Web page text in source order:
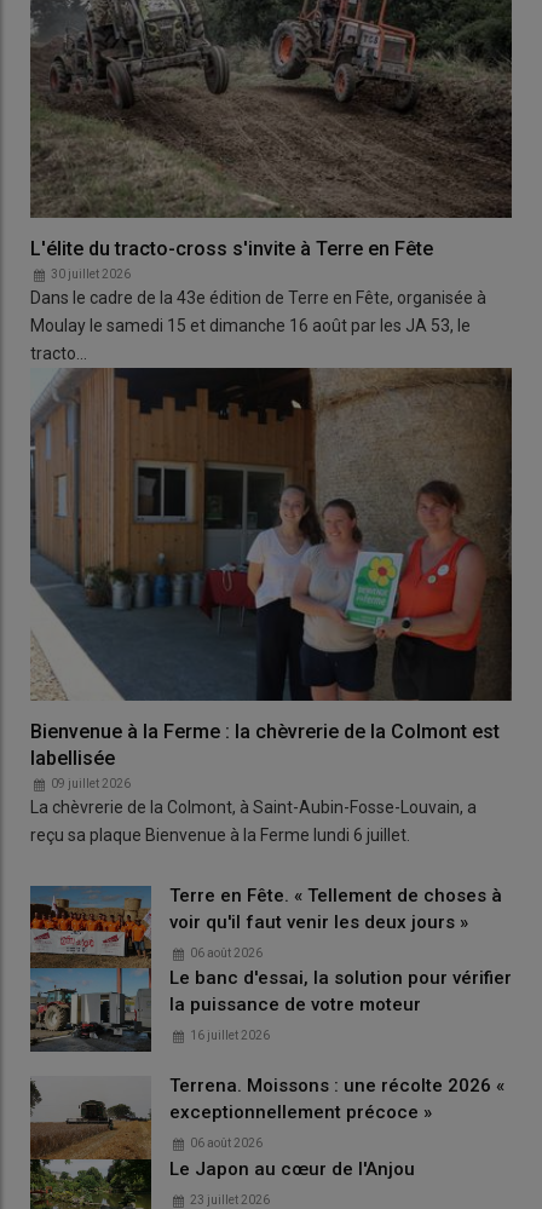
L'élite du tracto-cross s'invite à Terre en Fête
30 juillet 2026
Dans le cadre de la 43e édition de Terre en Fête, organisée à
Moulay le samedi 15 et dimanche 16 août par les JA 53, le
tracto…
Bienvenue à la Ferme : la chèvrerie de la Colmont est
labellisée
09 juillet 2026
La chèvrerie de la Colmont, à Saint-Aubin-Fosse-Louvain, a
reçu sa plaque Bienvenue à la Ferme lundi 6 juillet.
Terre en Fête. « Tellement de choses à
voir qu'il faut venir les deux jours »
06 août 2026
Le banc d'essai, la solution pour vérifier
la puissance de votre moteur
16 juillet 2026
Terrena. Moissons : une récolte 2026 «
exceptionnellement précoce »
06 août 2026
Le Japon au cœur de l'Anjou
23 juillet 2026